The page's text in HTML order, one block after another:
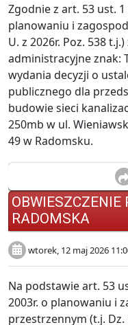
Zgodnie z art. 53 ust.
planowaniu i
U. z 2026r. Poz. 538
administracyjne znak:
wydania decyzji o
publicznego dla
budowie sieci
250mb w ul.
49 w Radomsku.
OBWIESZCZENIE
RADOMSKA
wtorek, 12 maj 2026
Na podstawie art. 53
2003r. o planowaniu i
przestrzennym (t.j. Dz.